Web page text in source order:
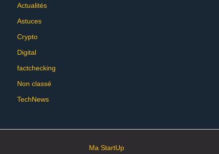
Actualités
Astuces
Crypto
Digital
factchecking
Non classé
TechNews
Ma StartUp